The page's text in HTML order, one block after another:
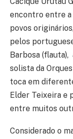
encontro entre a
povos
pelos
Barbosa
solista da
toca em
Elder Teixeira e
entre muitos
Considerado o